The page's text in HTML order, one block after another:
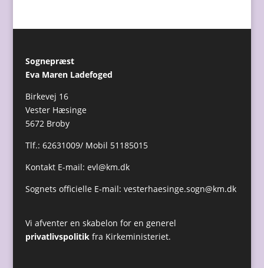
Sognepræst
Eva Maren Ladefoged
Birkevej 16
Vester Hæsinge
5672 Broby
Tlf.: 62631009/ Mobil 51185015
Kontakt E-mail: evl@km.dk
Sognets officielle E-mail: vesterhaesinge.sogn@km.dk
Vi afventer en skabelon for en generel
privatlivspolitikfra Kirkeministeriet.